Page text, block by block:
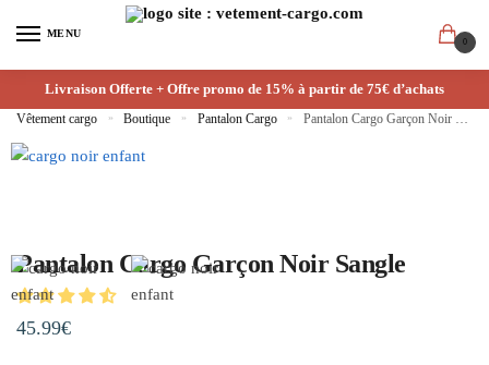
MENU
0
Livraison Offerte + Offre promo de 15% à partir de 75€ d’achats
Vêtement cargo » Boutique » Pantalon Cargo » Pantalon Cargo Garçon Noir Sangle
Pantalon Cargo Garçon Noir Sangle
45.99€